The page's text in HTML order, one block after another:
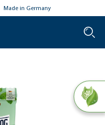
Made in Germany